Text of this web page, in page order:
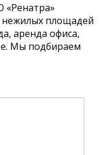
«Ренатра»
нежилых площадей
аренда офиса,
Мы подбираем